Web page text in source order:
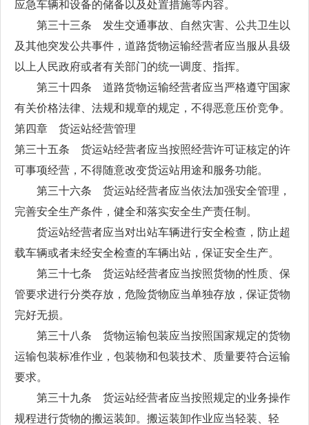
应急车辆和设备的储备以及处置措施等内容。
第三十三条 发生交通事故、自然灾害、公共卫生以
及其他突发公共事件，道路货物运输经营者应当服从县级
以上人民政府或者有关部门的统一调度、指挥。
第三十四条 道路货物运输经营者应当严格遵守国家
有关价格法律、法规和规章的规定，不得恶意压价竞争。
第四章 货运站经营管理
第三十五条 货运站经营者应当按照经营许可证核定的许
可事项经营，不得随意改变货运站用途和服务功能。
第三十六条 货运站经营者应当依法加强安全管理，
完善安全生产条件，健全和落实安全生产责任制。
货运站经营者应当对出站车辆进行安全检查，防止超
载车辆或者未经安全检查的车辆出站，保证安全生产。
第三十七条 货运站经营者应当按照货物的性质、保
管要求进行分类存放，危险货物应当单独存放，保证货物
完好无损。
第三十八条 货物运输包装应当按照国家规定的货物
运输包装标准作业，包装物和包装技术、质量要符合运输
要求。
第三十九条 货运站经营者应当按照规定的业务操作
规程进行货物的搬运装卸。搬运装卸作业应当轻装、轻